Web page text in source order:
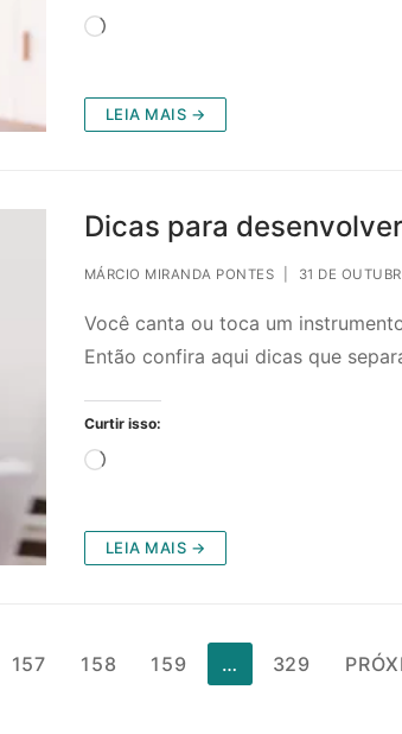
Carregando...
LEIA MAIS →
Dicas para
MÁRCIO MIRANDA PONTES 31 DE
Você canta ou toca um
Então confira aqui dicas que
Curtir isso:
Carregando...
LEIA MAIS →
157 158 159 … 329